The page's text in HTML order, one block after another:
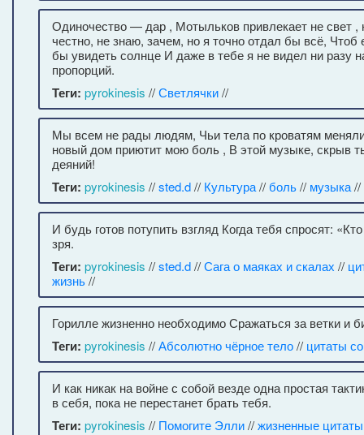
Одиночество — дар , Мотыльков привлекает не свет ,
честно, не знаю, зачем, но я точно отдал бы всё, Чтоб
бы увидеть солнце И даже в тебе я не видел ни разу
пропорций.
Теги: pyrokinesis //Светлячки//
Мы всем не рады людям, Чьи тела по кроватям
новый дом приютит мою боль , В этой музыке, скрыв
деяний!
Теги: pyrokinesis //sted.d// Культура//боль// музыка//
И будь готов потупить взгляд Когда тебя спросят:
зря.
Теги: pyrokinesis //sted.d//Сага о маяках и скалах //
жизнь//
Горилле жизненно необходимо Сражаться за ветки и
Теги: pyrokinesis //Абсолютно чёрное тело// цитаты
И как никак на войне с собой везде одна простая
в себя, пока не перестанет брать тебя.
Теги: pyrokinesis // Помогите Элли//жизненные цитаты